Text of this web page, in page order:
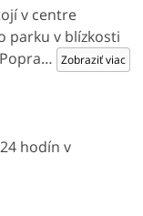
v centre
parku v blízkosti
… Zobraziť viac
hodín v